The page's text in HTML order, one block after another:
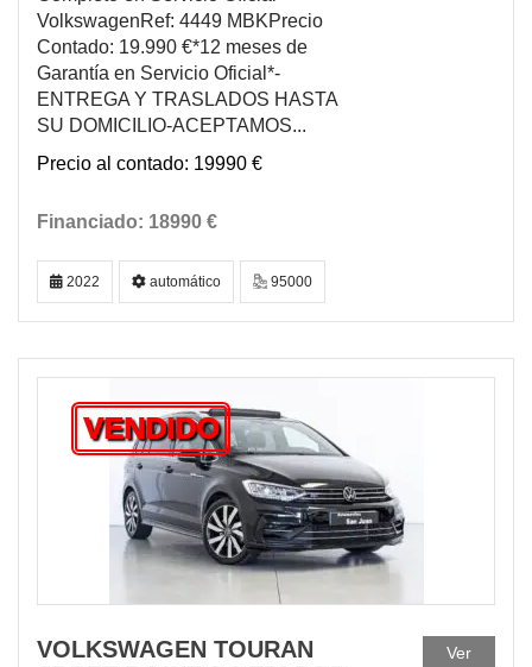
VolkswagenRef: 4449 MBKPrecio
Contado: 19.990 €*12 meses de
Garantía en Servicio Oficial*-
ENTREGA Y TRASLADOS HASTA
SU DOMICILIO-ACEPTAMOS...
19990 €
18990 €
2022 automático 95000
VENDIDO
VOLKSWAGEN TOURAN
Ver